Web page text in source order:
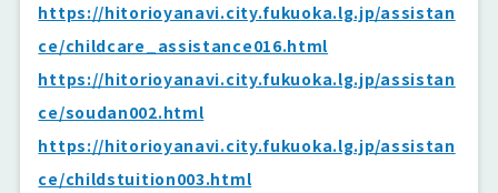
https://hitorioyanavi.city.fukuoka.lg.jp/assistan
ce/childcare_assistance016.html
https://hitorioyanavi.city.fukuoka.lg.jp/assistan
ce/soudan002.html
https://hitorioyanavi.city.fukuoka.lg.jp/assistan
ce/childstuition003.html